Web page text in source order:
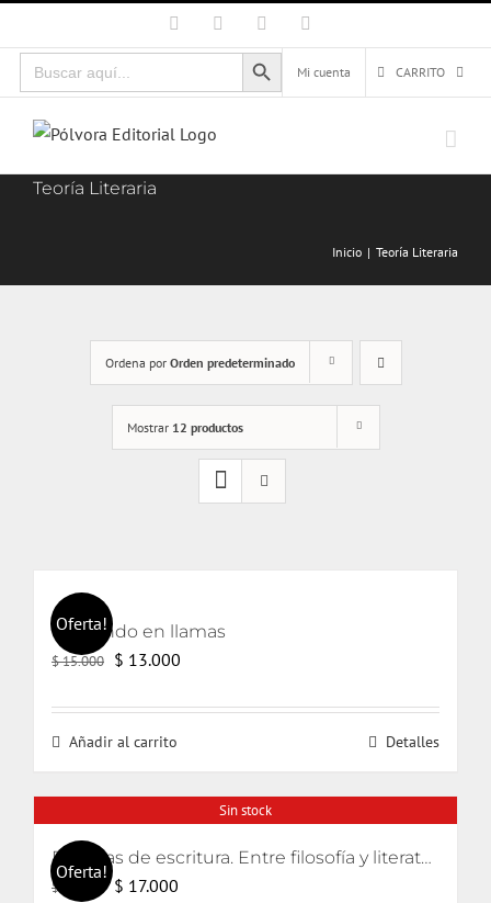
al
contenido
Facebook Instagram
Buscar:
Botón de búsqueda
Mi cuenta
CARRITO
Teoría Literaria
Inicio Teoría Literaria
Ordena por Orden predeterminado
Mostrar 12 productos
Oferta!
El mundo en llamas
$15.000 El
original
era:
$ 13.000
actual
Añadir al carrito Detalles
Sin stock
Oferta!
Escenas de escritura. Entre filosofía y literatura
$
El
$ 17.000